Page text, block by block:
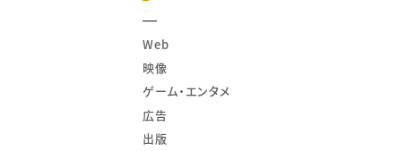
Web
映像
ゲーム・エンタメ
広告
出版